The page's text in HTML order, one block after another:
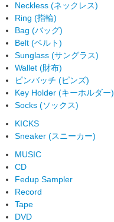
Neckless (ネックレス)
Ring (指輪)
Bag (バッグ)
Belt (ベルト)
Sunglass (サングラス)
Wallet (財布)
ピンバッチ (ピンズ)
Key Holder (キーホルダー)
Socks (ソックス)
KICKS
Sneaker (スニーカー)
MUSIC
CD
Fedup Sampler
Record
Tape
DVD